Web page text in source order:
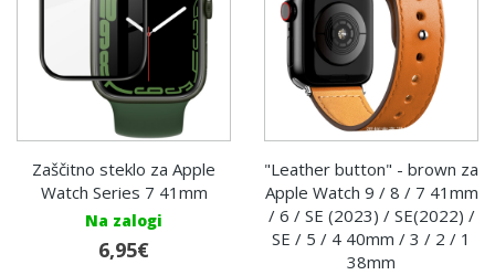
Zaščitno steklo za Apple
Watch Series 7 41mm
Na zalogi
6,95€
"Leather button" - brown za
Apple Watch 9 / 8 / 7 41mm
/ 6 / SE (2023) / SE(2022) /
SE / 5 / 4 40mm / 3 / 2 / 1
38mm